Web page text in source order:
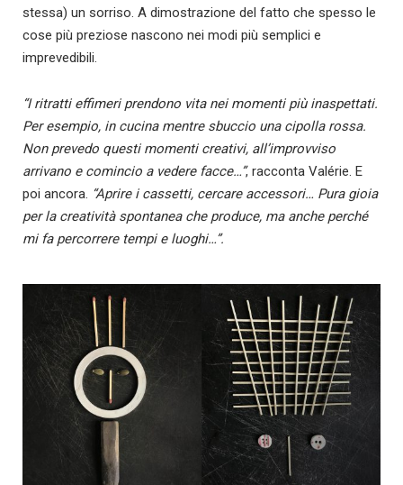
stessa) un sorriso. A dimostrazione del fatto che spesso le
cose più preziose nascono nei modi più semplici e
imprevedibili.
“I ritratti effimeri prendono vita nei momenti più inaspettati.
Per esempio, in cucina mentre sbuccio una cipolla rossa.
Non prevedo questi momenti creativi, all’improvviso
arrivano e comincio a vedere facce…”, racconta Valérie. E
poi ancora. “Aprire i cassetti, cercare accessori… Pura gioia
per la creatività spontanea che produce, ma anche perché
mi fa percorrere tempi e luoghi…”.